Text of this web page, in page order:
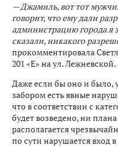
— Джамиль, вот тот
говорит, что ему дали
администрацию города я
сказали, никакого
прокомментировала
201 «Е» на ул. Лежневской.
Даже если бы оно и было,
забором есть явные
что в соответствии с
будет возведено, ни
располагается
по сути нарушается вход